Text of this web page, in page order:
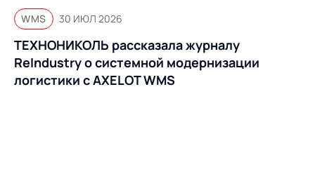
WMS 30 ИЮЛ 2026
ТЕХНОНИКОЛЬ рассказала журналу
ReIndustry о системной модернизации
логистики с AXELOT WMS